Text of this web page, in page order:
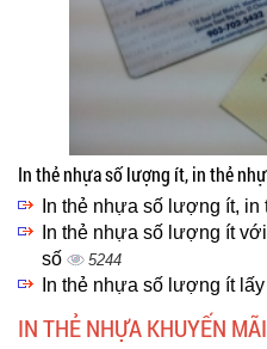
In thẻ nhựa số lượng ít, in thẻ
In thẻ nhựa số lượng ít,
In thẻ nhựa số lượng ít
số
5244
In thẻ nhựa số lượng ít
IN THẺ NHỰA KHUYẾN MÃI